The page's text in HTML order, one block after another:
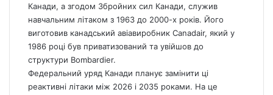
Канади, а згодом Збройних сил Канади, служив
навчальним літаком з 1963 до 2000-х років. Його
виготовив канадський авіавиробник Canadair, який у
1986 році був приватизований та увійшов до
структури Bombardier.
Федеральний уряд Канади планує замінити ці
реактивні літаки між 2026 і 2035 роками. На це